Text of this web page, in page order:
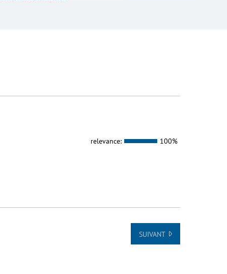
relevance: 100%
SUIVANT